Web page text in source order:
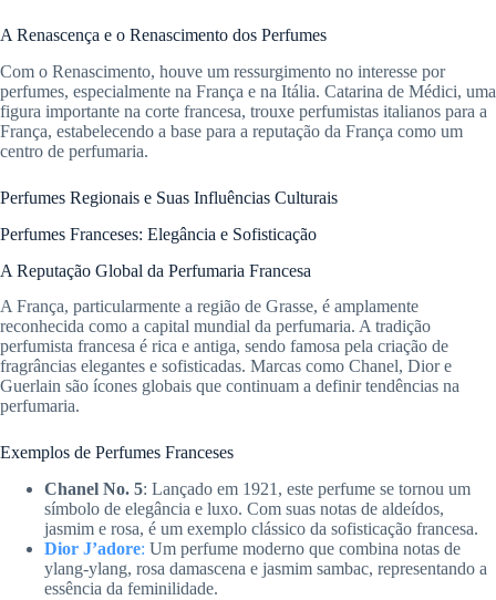
A Renascença e o Renascimento dos Perfumes
Com o Renascimento, houve um ressurgimento no interesse por
perfumes, especialmente na França e na Itália. Catarina de Médici, uma
figura importante na corte francesa, trouxe perfumistas italianos para a
França, estabelecendo a base para a reputação da França como um
centro de perfumaria.
Perfumes Regionais e Suas Influências Culturais
Perfumes Franceses: Elegância e Sofisticação
A Reputação Global da Perfumaria Francesa
A França, particularmente a região de Grasse, é amplamente
reconhecida como a capital mundial da perfumaria. A tradição
perfumista francesa é rica e antiga, sendo famosa pela criação de
fragrâncias elegantes e sofisticadas. Marcas como Chanel, Dior e
Guerlain são ícones globais que continuam a definir tendências na
perfumaria.
Exemplos de Perfumes Franceses
Chanel No. 5: Lançado em 1921, este perfume se tornou um
símbolo de elegância e luxo. Com suas notas de aldeídos,
jasmim e rosa, é um exemplo clássico da sofisticação francesa.
Dior J’adore: Um perfume moderno que combina notas de
ylang-ylang, rosa damascena e jasmim sambac, representando a
essência da feminilidade.